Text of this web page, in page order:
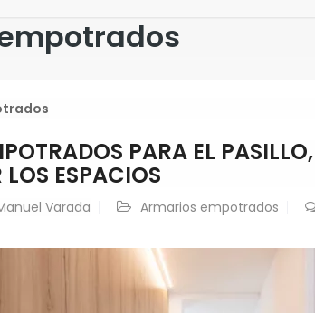
PARA EL
ESPACIOS
Varada Armarios empotrados